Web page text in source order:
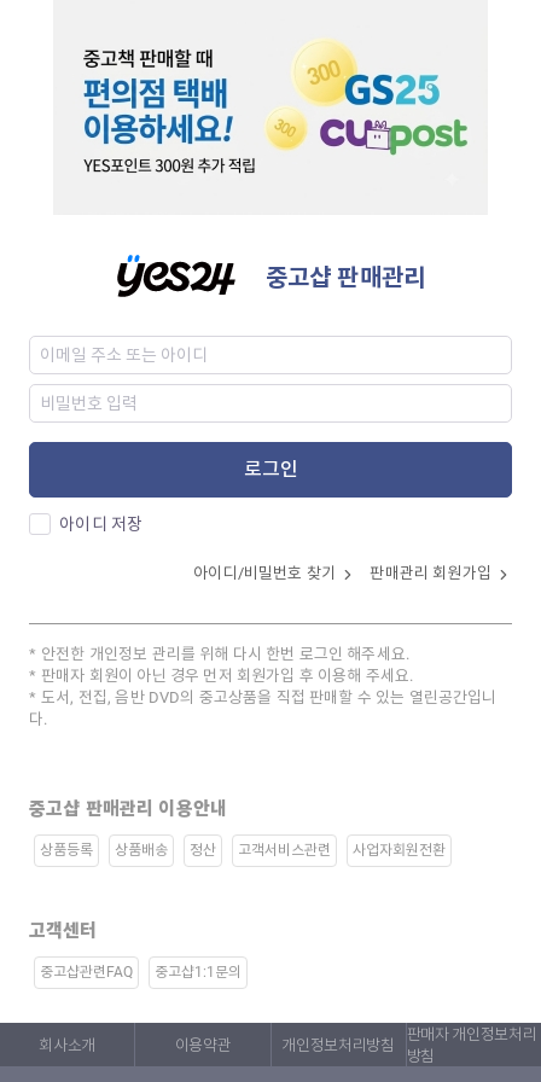
중고샵 판매관리
로그인
아이디 저장
아이디/비밀번호 찾기 판매관리 회원가입
안전한 개인정보 관리를 위해 다시 한번 로그인 해주세요.
판매자 회원이 아닌 경우 먼저 회원가입 후 이용해 주세요.
도서, 전집, 음반 DVD의 중고상품을 직접 판매할 수 있는 열린공간입니
다.
중고샵 판매관리 이용안내
상품등록 상품배송 정산 고객서비스관련 사업자회원전환
고객센터
중고샵관련FAQ 중고샵1:1문의
회사소개 이용약관 개인정보처리방침
판매자 개인정보처리
방침